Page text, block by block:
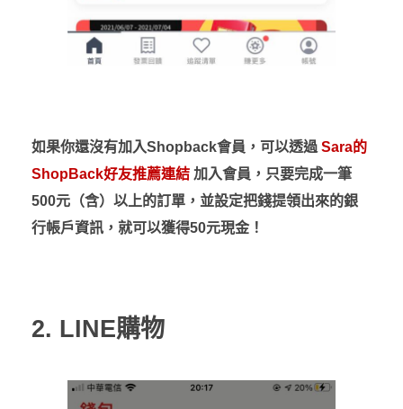
如果你還沒有加入Shopback會員，可以透過Sara的
ShopBack好友推薦連結 加入會員，只要完成一筆
500元（含）以上的訂單，並設定把錢提領出來的銀
行帳戶資訊，就可以獲得50元現金！
2. LINE購物